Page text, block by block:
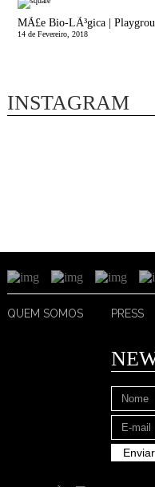
14 de Fevereiro, 2018
INSTAGRAM
QUEM SOMOS PRESS